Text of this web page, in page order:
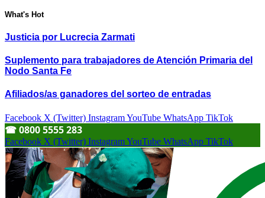
What's Hot
Justicia por Lucrecia Zarmati
Suplemento para trabajadores de Atención Primaria del
Nodo Santa Fe
Afiliados/as ganadores del sorteo de entradas
Facebook X (Twitter) InstagramYouTube WhatsApp TikTok
☎︎ 0800 5555 283
Facebook X (Twitter) InstagramYouTube WhatsApp TikTok